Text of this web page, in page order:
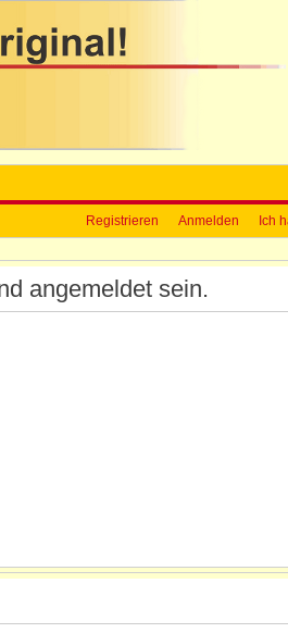
Registrieren Anmelden Ich
angemeldet sein.